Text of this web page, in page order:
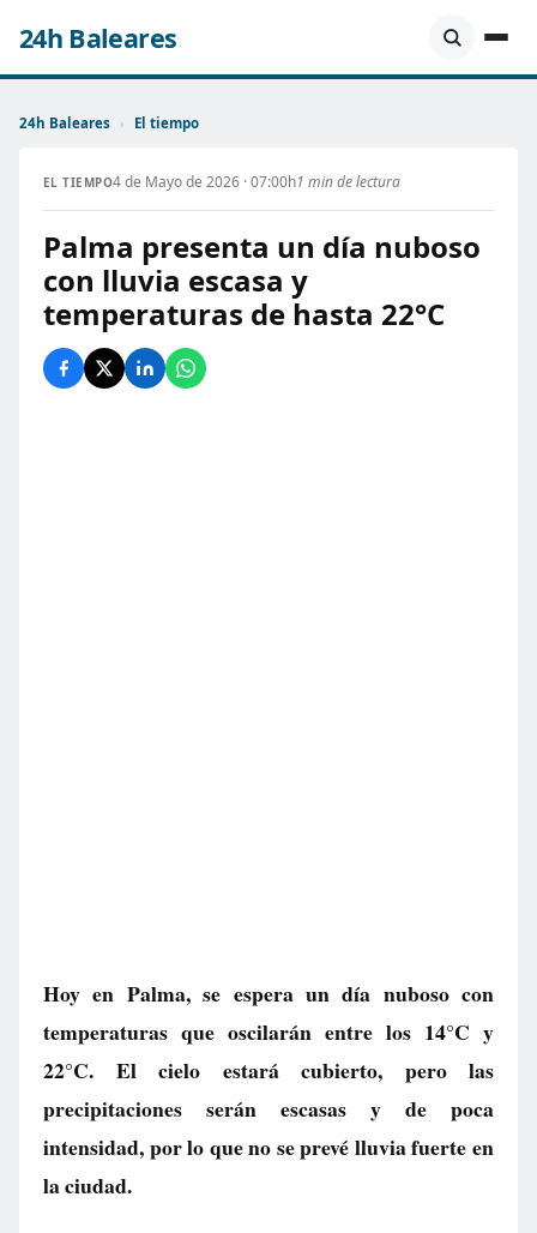
24h Baleares
24h Baleares › El tiempo
EL TIEMPO4 de Mayo de 2026 · 07:00h1 min de lectura
Palma presenta un día nuboso
con lluvia escasa y
temperaturas de hasta 22°C
Hoy en Palma, se espera un día nuboso con
temperaturas que oscilarán entre los 14°C y
22°C. El cielo estará cubierto, pero las
precipitaciones serán escasas y de poca
intensidad, por lo que no se prevé lluvia fuerte en
la ciudad.